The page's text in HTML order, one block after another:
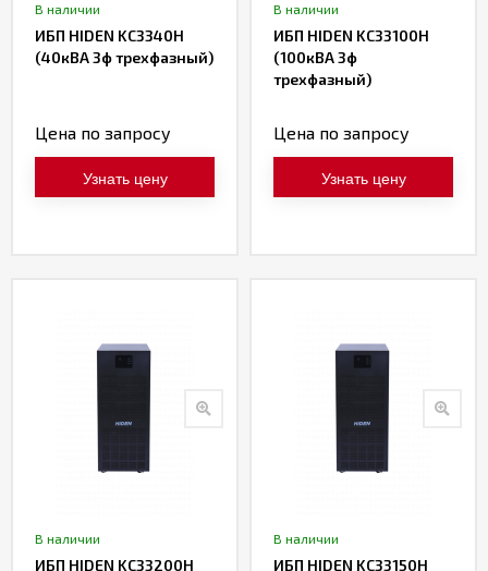
В наличии
ИБП HIDEN KC3340H
(40кВА 3ф трехфазный)
Цена по запросу
Узнать цену
В наличии
ИБП HIDEN KC33100H
(100кВА 3ф
трехфазный)
Цена по запросу
Узнать цену
В наличии
ИБП HIDEN KC33200H
В наличии
ИБП HIDEN KC33150H